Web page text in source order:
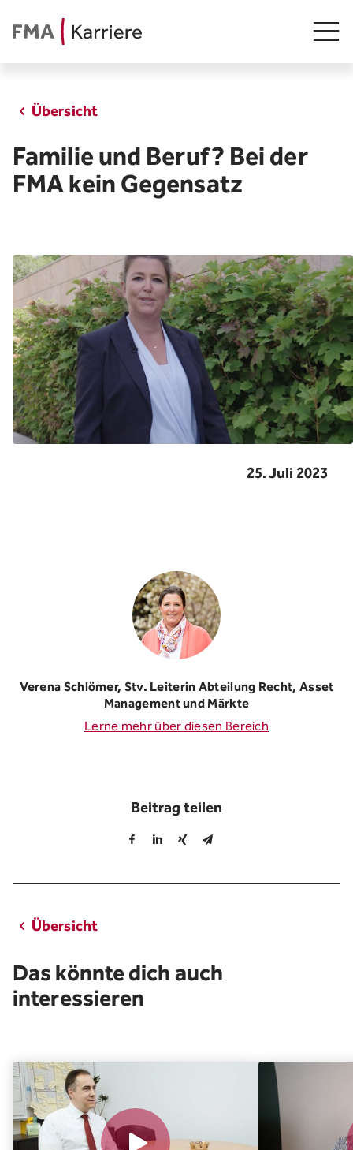
Junge Talente
Insights
Teams
Arbeiten in Liechtenstein
Übersicht
Familie und Beruf? Bei der
FMA kein Gegensatz
25. Juli 2023
Verena Schlömer, Stv. Leiterin Abteilung Recht, Asset
Management und Märkte
Lerne mehr über diesen Bereich
Beitrag teilen
Übersicht
Das könnte dich auch
interessieren